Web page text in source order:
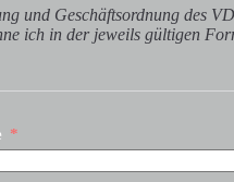
und Geschäftsordnung des
ich in der jeweils gültigen